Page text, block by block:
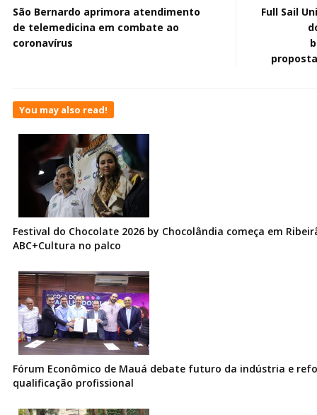
São Bernardo aprimora atendimento
de telemedicina em combate ao
coronavírus
Full Sail
You may also read!
Festival do Chocolate 2026 by Chocolândia começa em
ABC+Cultura no palco
Fórum Econômico de Mauá debate futuro da indústria e
qualificação profissional